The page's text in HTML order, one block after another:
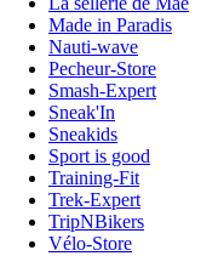
Made in Paradis
Nauti-wave
Pecheur-Store
Smash-Expert
Sneak'In
Sneakids
Sport is good
Training-Fit
Trek-Expert
TripNBikers
Vélo-Store